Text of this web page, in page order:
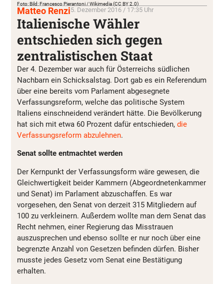
Foto: Bild: Francesco Pierantoni / Wikimedia (CC BY 2.0)
Matteo Renzi5. Dezember 2016 / 17:35 Uhr
Italienische Wähler
entschieden sich gegen
zentralistischen Staat
Der 4. Dezember war auch für Österreichs südlichen
Nachbarn ein Schicksalstag. Dort gab es ein Referendum
über eine bereits vom Parlament abgesegnete
Verfassungsreform, welche das politische System
Italiens einschneidend verändert hätte. Die Bevölkerung
hat sich mit etwa 60 Prozent dafür entschieden, die
Verfassungsreform abzulehnen.
Senat sollte entmachtet werden
Der Kernpunkt der Verfassungsform wäre gewesen, die
Gleichwertigkeit beider Kammern (Abgeordnetenkammer
und Senat) im Parlament abzuschaffen. Es war
vorgesehen, den Senat von derzeit 315 Mitgliedern auf
100 zu verkleinern. Außerdem wollte man dem Senat das
Recht nehmen, einer Regierung das Misstrauen
auszusprechen und ebenso sollte er nur noch über eine
begrenzte Anzahl von Gesetzen befinden dürfen. Bisher
musste jedes Gesetz vom Senat eine Bestätigung
erhalten.